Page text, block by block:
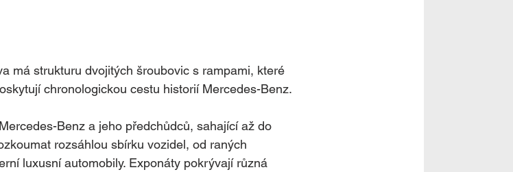
má strukturu dvojitých šroubovic s rampami, které
chronologickou cestu historií Mercedes-Benz.
Benz a jeho předchůdců, sahající až do
rozsáhlou sbírku vozidel, od raných
luxusní automobily. Exponáty pokrývají různá